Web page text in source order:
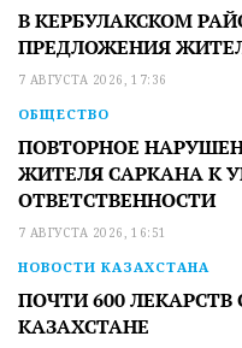
В КЕРБУЛАКСКОМ
ПРЕДЛОЖЕНИЯ
7 АВГУСТА 2026, 17:36
ОБЩЕСТВО
ПОВТОРНОЕ
ЖИТЕЛЯ САРКАНА К
ОТВЕТСТВЕННОСТИ
7 АВГУСТА 2026, 16:51
НОВОСТИ КАЗАХСТАНА
ПОЧТИ 600
КАЗАХСТАНЕ